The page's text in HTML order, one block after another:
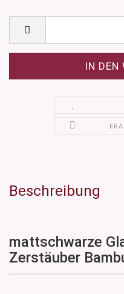
Beschreibung
mattschwarze
Zerstäuber